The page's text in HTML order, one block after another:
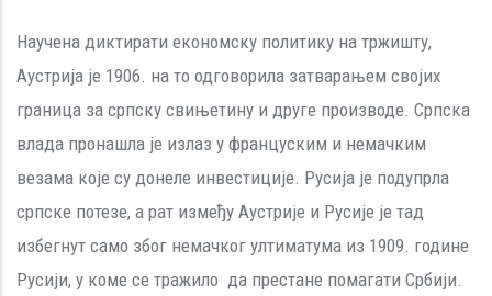
Научена диктирати економску политику на тржишту,
Аустрија је 1906. на то одговорила затварањем својих
граница за српску свињетину и друге производе. Српска
влада пронашла је излаз у француским и немачким
везама које су донеле инвестиције. Русија је подупрла
српске потезе, а рат између Аустрије и Русије је тад
избегнут само због немачког ултиматума из 1909. године
Русији, у коме се тражило да престане помагати Србији.